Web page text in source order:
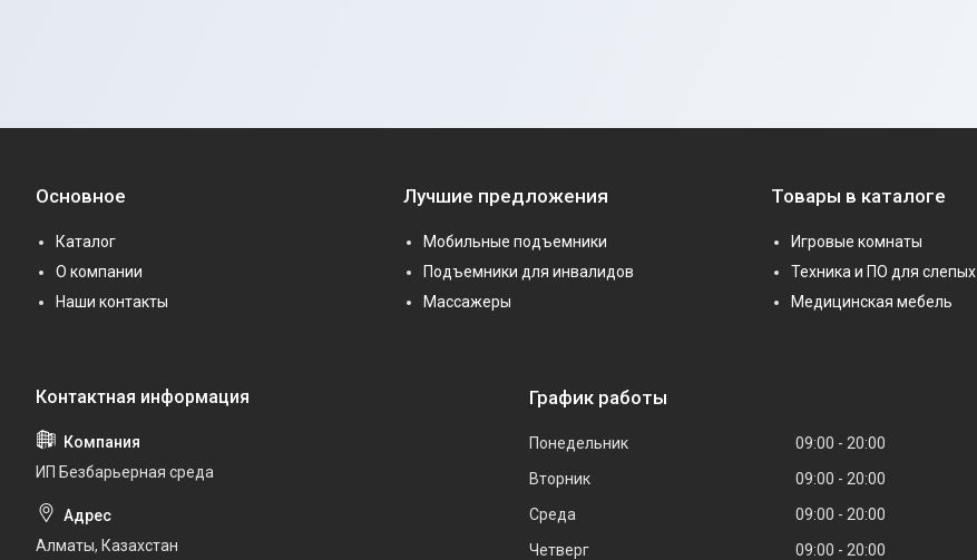
Основное
Каталог
О компании
Наши контакты
Лучшие предложения
Мобильные подъемники
Подъемники для инвалидов
Массажеры
Товары в каталоге
Игровые комнаты
Техника и ПО для слепых
Медицинская мебель
ИП Безбарьерная среда
Алматы, Казахстан
График работы
Понедельник 09:00
20:00
Вторник
09:00
20:00
Среда
09:00
20:00
Четверг
09:00
20:00